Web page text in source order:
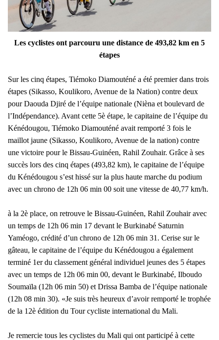
Les cyclistes ont parcouru une distance de 493,82 km en 5
étapes
Sur les cinq étapes, Tiémoko Diamouténé a été premier dans trois
étapes (Sikasso, Koulikoro, Avenue de la Nation) contre deux
pour Daouda Djiré de l’équipe nationale (Nièna et boulevard de
l’Indépendance). Avant cette 5è étape, le capitaine de l’équipe du
Kénédougou, Tiémoko Diamouténé avait remporté 3 fois le
maillot jaune (Sikasso, Koulikoro, Avenue de la nation) contre
une victoire pour le Bissau-Guinéen, Rahil Zouhair. Grâce à ses
succès lors des cinq étapes (493,82 km), le capitaine de l’équipe
du Kénédougou s’est hissé sur la plus haute marche du podium
avec un chrono de 12h 06 min 00 soit une vitesse de 40,77 km/h.
à la 2è place, on retrouve le Bissau-Guinéen, Rahil Zouhair avec
un temps de 12h 06 min 17 devant le Burkinabé Saturnin
Yaméogo, crédité d’un chrono de 12h 06 min 31. Cerise sur le
gâteau, le capitaine de l’équipe du Kénédougou a également
terminé 1er du classement général individuel jeunes des 5 étapes
avec un temps de 12h 06 min 00, devant le Burkinabé, Ilboudo
Soumaïla (12h 06 min 50) et Drissa Bamba de l’équipe nationale
(12h 08 min 30). «Je suis très heureux d’avoir remporté le trophée
de la 12è édition du Tour cycliste international du Mali.
Je remercie tous les cyclistes du Mali qui ont participé à cette